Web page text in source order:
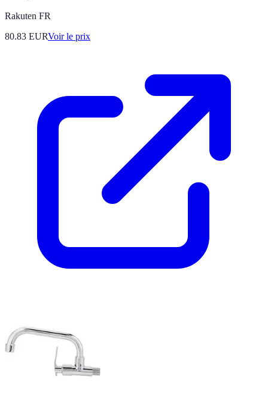
Rakuten FR
80.83 EURVoir le prix